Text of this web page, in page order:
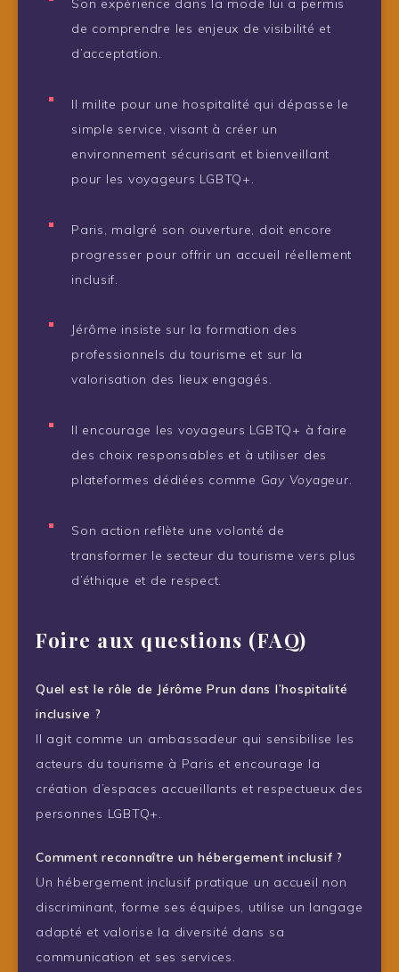
Son expérience dans la mode lui a permis
de comprendre les enjeux de visibilité et
d’acceptation.
Il milite pour une hospitalité qui dépasse le
simple service, visant à créer un
environnement sécurisant et bienveillant
pour les voyageurs LGBTQ+.
Paris, malgré son ouverture, doit encore
progresser pour offrir un accueil réellement
inclusif.
Jérôme insiste sur la formation des
professionnels du tourisme et sur la
valorisation des lieux engagés.
Il encourage les voyageurs LGBTQ+ à faire
des choix responsables et à utiliser des
plateformes dédiées comme Gay Voyageur.
Son action reflète une volonté de
transformer le secteur du tourisme vers plus
d’éthique et de respect.
Foire aux questions (FAQ)
Quel est le rôle de Jérôme Prun dans l’hospitalité
inclusive ?
Il agit comme un ambassadeur qui sensibilise les
acteurs du tourisme à Paris et encourage la
création d’espaces accueillants et respectueux des
personnes LGBTQ+.
Comment reconnaître un hébergement inclusif ?
Un hébergement inclusif pratique un accueil non
discriminant, forme ses équipes, utilise un langage
adapté et valorise la diversité dans sa
communication et ses services.